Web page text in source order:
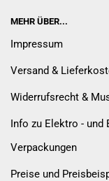
MEHR ÜBER...
Impressum
Versand &
Widerrufsrecht &
Info zu Elektro -
Verpackungen
Preise und